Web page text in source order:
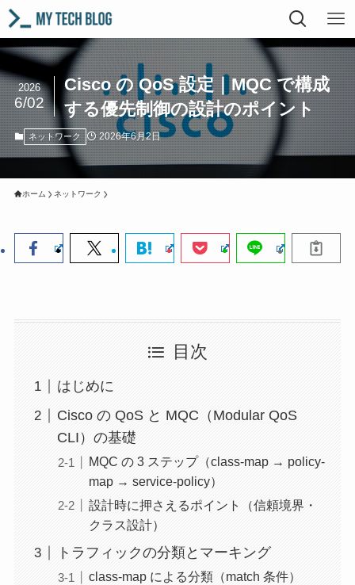
Cisco の QoS 設定｜MQC で構成
する優先制御の設計のポイント
2026
6/02
ネットワーク 2026年6月2日
ホーム ネットワーク
目次
はじめに
Cisco の QoS と MQC（Modular QoS
CLI）の基礎
MQC の 3 ステップ（class-map → policy-
map → service-policy）
設計時に押さえるポイント（信頼境界・
クラス設計）
トラフィックの分類とマーキング
class-map による分類（match 条件）